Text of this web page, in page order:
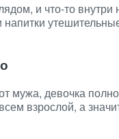
и что-то внутри
мужа, девочка
взрослой, а